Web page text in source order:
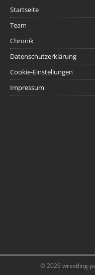
Startseite
Team
Chronik
Datenschutzerklärung
Cookie-Einstellungen
Impressum
© 2026 wrestling-